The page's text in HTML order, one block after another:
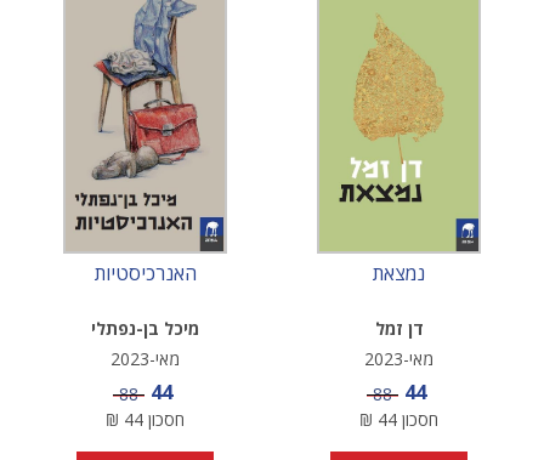
נמצאת
דן זמל
מאי-2023
מחיר מבצע
44 מחיר
88
חסכון 44
₪
האנרכיסטיות
מיכל בן-נפתלי
מאי-2023
מחיר מבצע
44 מחיר
88
חסכון 44
₪